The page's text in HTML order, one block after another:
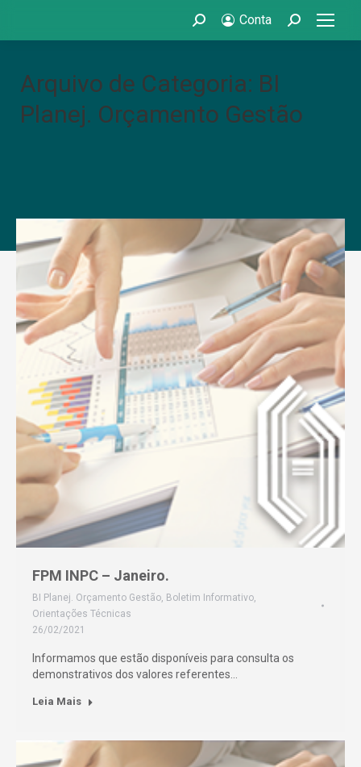
Search: Conta Search:
Arquivo de Categoria: BI
Planej. Orçamento Gestão
FPM INPC – Janeiro.
BI Planej. Orçamento Gestão, Boletim Informativo,
Orientações Técnicas
26/02/2021
Informamos que estão disponíveis para consulta os
demonstrativos dos valores referentes…
Leia Mais